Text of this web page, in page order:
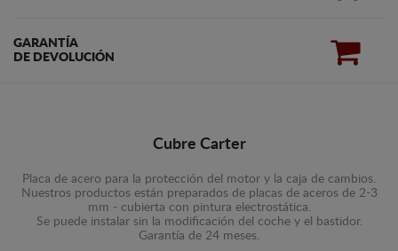
GARANTÍA
DE DEVOLUCIÓN
Cubre Carter
Placa de acero para la protección del motor y la caja de cambios.
Nuestros productos están preparados de placas de aceros de 2-3
mm - cubierta con pintura electrostática.
Se puede instalar sin la modificación del coche y el bastidor.
Garantía de 24 meses.